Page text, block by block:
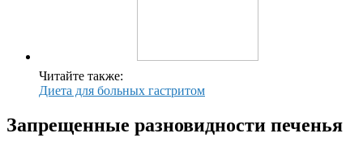
Читайте также:
Диета для больных гастритом
Запрещенные разновидности печенья